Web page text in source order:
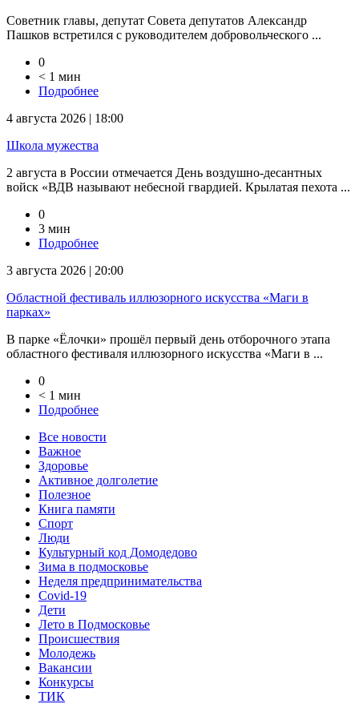
Советник главы, депутат Совета депутатов Александр
Пашков встретился с руководителем добровольческого ...
0
< 1 мин
Подробнее
4 августа 2026 | 18:00
Школа мужества
2 августа в России отмечается День воздушно-десантных
войск «ВДВ называют небесной гвардией. Крылатая пехота ...
0
3 мин
Подробнее
3 августа 2026 | 20:00
Областной фестиваль иллюзорного искусства «Маги в
парках»
В парке «Ёлочки» прошёл первый день отборочного этапа
областного фестиваля иллюзорного искусства «Маги в ...
0
< 1 мин
Подробнее
Все новости
Важное
Здоровье
Активное долголетие
Полезное
Книга памяти
Спорт
Люди
Культурный код Домодедово
Зима в подмосковье
Неделя предпринимательства
Covid-19
Дети
Лето в Подмосковье
Происшествия
Молодежь
Вакансии
Конкурсы
ТИК